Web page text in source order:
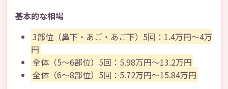
基本的な相場
3部位（鼻下・あご・あご下）5回：1.4万円～4万
円
全体（5～6部位）5回：5.98万円～13.2万円
全体（6～8部位）5回：5.72万円～15.84万円